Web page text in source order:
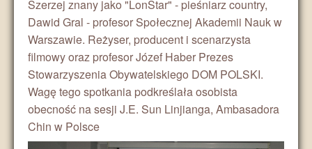
Szerzej znany jako "LonStar" - pieśniarz country,
Dawid Gral - profesor Społecznej Akademii Nauk w
Warszawie. Reżyser, producent i scenarzysta
filmowy oraz profesor Józef Haber Prezes
Stowarzyszenia Obywatelskiego DOM POLSKI.
Wagę tego spotkania podkreślała osobista
obecność na sesji J.E. Sun Linjianga, Ambasadora
Chin w Polsce